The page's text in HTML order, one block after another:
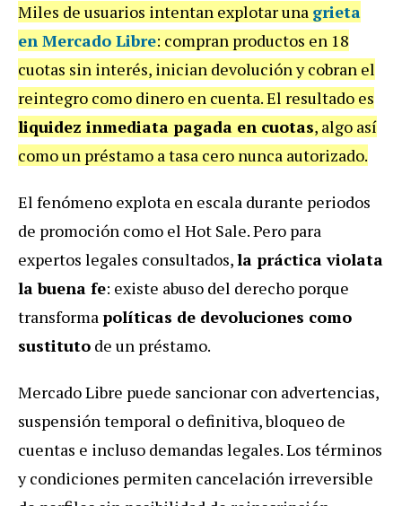
Miles de usuarios intentan explotar una grieta
en Mercado Libre: compran productos en 18
cuotas sin interés, inician devolución y cobran el
reintegro como dinero en cuenta. El resultado es
liquidez inmediata pagada en cuotas, algo así
como un préstamo a tasa cero nunca autorizado.
El fenómeno explota en escala durante periodos
de promoción como el Hot Sale. Pero para
expertos legales consultados,la práctica violata
la buena fe: existe abuso del derecho porque
transformapolíticas de devoluciones como
sustituto de un préstamo.
Mercado Libre puede sancionar con advertencias,
suspensión temporal o definitiva, bloqueo de
cuentas e incluso demandas legales. Los términos
y condiciones permiten cancelación irreversible